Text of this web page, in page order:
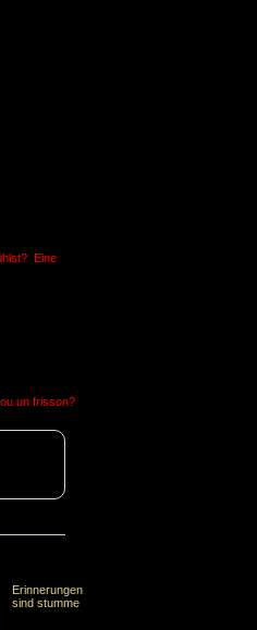
Eine
un frisson?
Erinnerungen
sind stumme